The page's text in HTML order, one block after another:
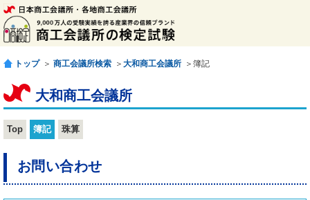
トップ ＞ 商工会議所検索 ＞ 大和商工会議所 ＞簿記
大和商工会議所
Top 簿記 珠算
お問い合わせ